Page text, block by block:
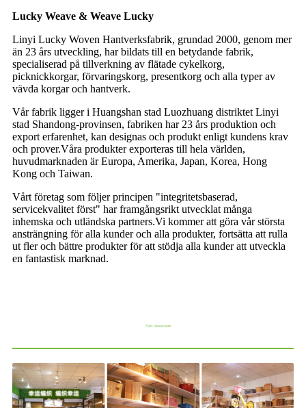
Lucky Weave & Weave Lucky
Linyi Lucky Woven Hantverksfabrik, grundad 2000, genom mer
än 23 års utveckling, har bildats till en betydande fabrik,
specialiserad på tillverkning av flätade cykelkorg,
picknickkorgar, förvaringskorg, presentkorg och alla typer av
vävda korgar och hantverk.
Vår fabrik ligger i Huangshan stad Luozhuang distriktet Linyi
stad Shandong-provinsen, fabriken har 23 års produktion och
export erfarenhet, kan designas och produkt enligt kundens krav
och prover.Våra produkter exporteras till hela världen,
huvudmarknaden är Europa, Amerika, Japan, Korea, Hong
Kong och Taiwan.
Vårt företag som följer principen "integritetsbaserad,
servicekvalitet först" har framgångsrikt utvecklat många
inhemska och utländska partners.Vi kommer att göra vår största
ansträngning för alla kunder och alla produkter, fortsätta att rulla
ut fler och bättre produkter för att stödja alla kunder att utveckla
en fantastisk marknad.
Vårt showroom